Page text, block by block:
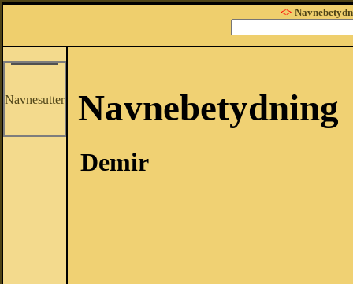
<>
Navnesutter Navnebetydning
Demir